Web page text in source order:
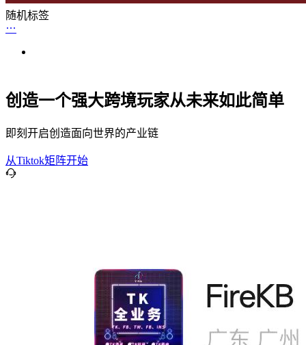
随机标签
创造一个强大跨境玩家从未来如此简单
即刻开启创造面向世界的产业链
从Tiktok矩阵开始